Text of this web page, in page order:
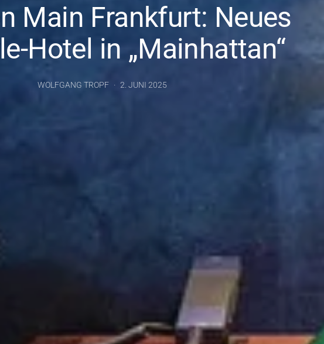
Main Frankfurt: Neues
Hotel in „Mainhattan“
WOLFGANG TROPF 2. JUNI 2025